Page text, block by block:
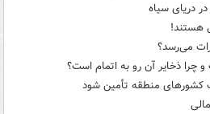
دریای سیاه
هستند!
می‌رسد؟
ذخایر آن رو به اتمام است؟
کشورهای منطقه تأمین شود